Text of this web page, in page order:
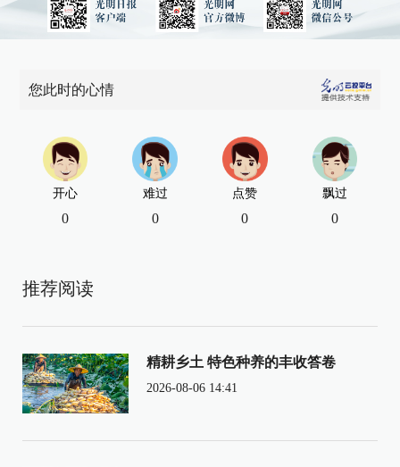
您此时的心情
开心
0
难过
0
点赞
0
飘过
0
推荐阅读
精耕乡土 特色种养的丰收答卷
2026-08-06 14:41